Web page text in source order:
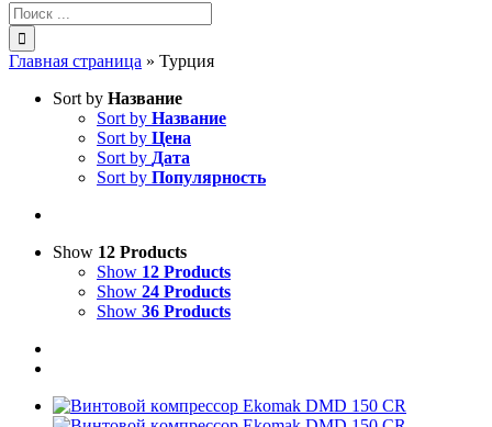
Результат
поиска:
Главная страница » Турция
Sort by Название
Sort by Название
Sort by Цена
Sort by Дата
Sort by Популярность
Show 12 Products
Show 12 Products
Show 24 Products
Show 36 Products